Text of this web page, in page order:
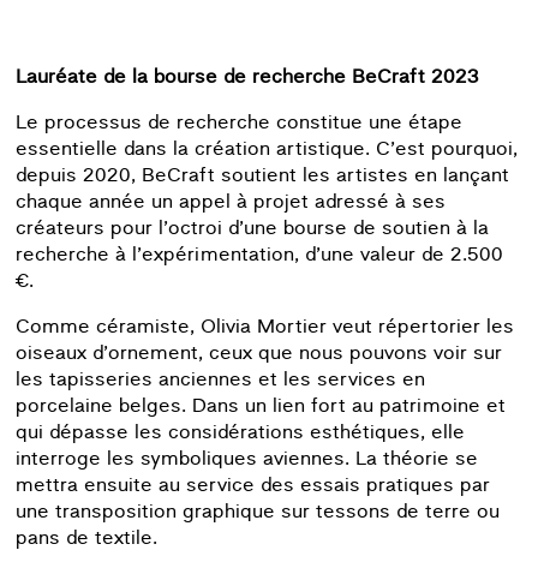
Lauréate de la bourse de recherche BeCraft 2023
Le processus de recherche constitue une étape
essentielle dans la création artistique. C’est pourquoi,
depuis 2020, BeCraft soutient les artistes en lançant
chaque année un appel à projet adressé à ses
créateurs pour l’octroi d’une bourse de soutien à la
recherche à l’expérimentation, d’une valeur de 2.500
€.
Comme céramiste, Olivia Mortier veut répertorier les
oiseaux d’ornement, ceux que nous pouvons voir sur
les tapisseries anciennes et les services en
porcelaine belges. Dans un lien fort au patrimoine et
qui dépasse les considérations esthétiques, elle
interroge les symboliques aviennes. La théorie se
mettra ensuite au service des essais pratiques par
une transposition graphique sur tessons de terre ou
pans de textile.